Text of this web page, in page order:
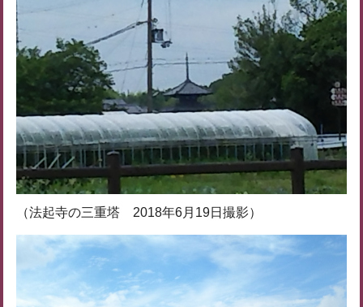
（法起寺の三重塔 2018年6月19日撮影）